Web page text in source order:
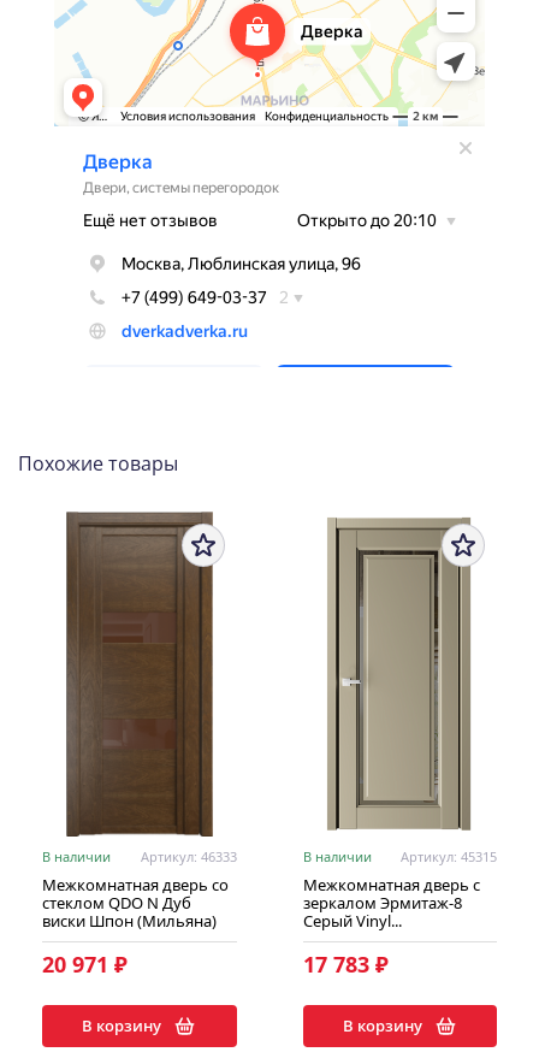
Похожие товары
В наличии Артикул: 46333
Межкомнатная дверь со
стеклом QDO N Дуб
виски Шпон (Мильяна)
20 971 ₽
В корзину
В наличии Артикул: 45315
Межкомнатная дверь с
зеркалом Эрмитаж-8
Серый Vinyl...
17 783 ₽
В корзину